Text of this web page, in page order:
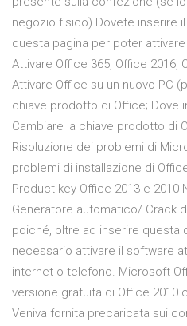
negozio fisico).Dovete inserire
questa pagina per poter
Attivare Office 365, Office 2016,
Attivare Office su un nuovo PC
chiave prodotto di Office; Dove
Cambiare la chiave prodotto di
Risoluzione dei problemi di
problemi di installazione di
Product key Office 2013 e 2010
Generatore automatico/ Crack
poiché, oltre ad inserire questa
necessario attivare il software
internet o telefono. Microsoft
versione gratuita di Office 2010
Veniva fornita precaricata sui